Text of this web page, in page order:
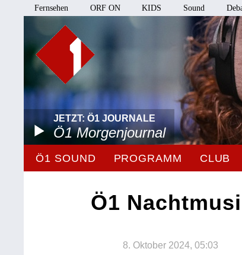
Fernsehen ORF ON KIDS Sound
JETZT: Ö1 JOURNALE
Ö1 Morgenjournal
Ö1 SOUND PROGRAMM CLUB
Ö1
8. Oktober 2024, 05:03